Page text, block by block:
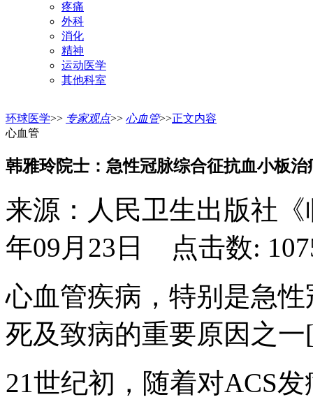
疼痛
外科
消化
精神
运动医学
其他科室
环球医学>> 专家观点>> 心血管>>正文内容
心血管
韩雅玲院士：急性冠脉综合征抗血小板治
来源：人民卫生出版社
年09月23日 点击数:
心血管疾病，特别是急
死及致病的重要原因之
21世纪初，随着对ACS